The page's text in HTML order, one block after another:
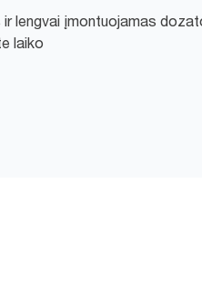
ir lengvai įmontuojamas
laiko